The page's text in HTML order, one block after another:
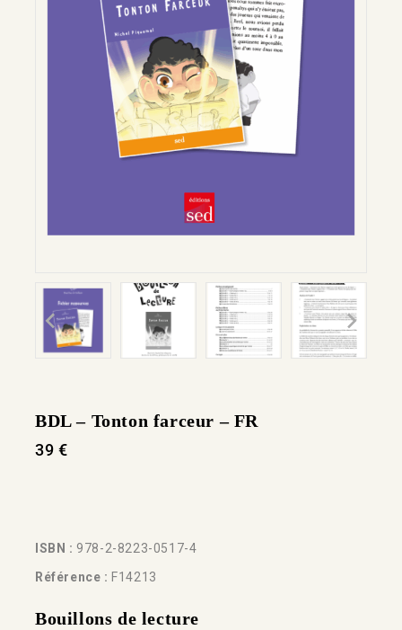
BDL – Tonton farceur – FR
39 €
ISBN : 978-2-8223-0517-4
Référence : F14213
Bouillons de lecture